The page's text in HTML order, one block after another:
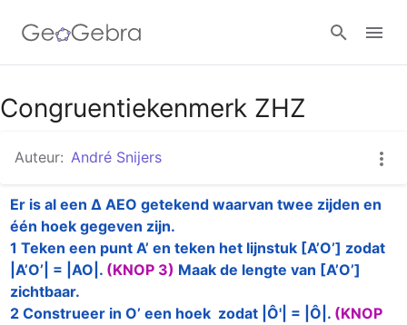
Google Classroom
GeoGebra Klaslokaal
Aanmelden
Congruentiekenmerk ZHZ
Auteur: André Snijers
Er is al een ∆ AEO getekend waarvan twee zijden en
één hoek gegeven zijn.
1 Teken een punt A’ en teken het lijnstuk [A’O’] zodat
|A’O’| = |AO|. (KNOP 3) Maak de lengte van [A’O’]
zichtbaar.
2 Construeer in O’ een hoek  zodat |Ô'| = |Ô|. (KNOP